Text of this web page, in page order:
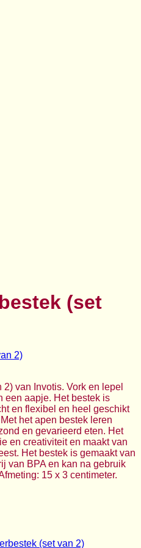
(set
van Invotis. Vork en lepel
een aapje. Het bestek is
en flexibel en heel geschikt
het apen bestek leren
en gevarieerd eten. Het
en creativiteit en maakt van
Het bestek is gemaakt van
van BPA en kan na gebruik
15 x 3 centimeter.
(set van 2)